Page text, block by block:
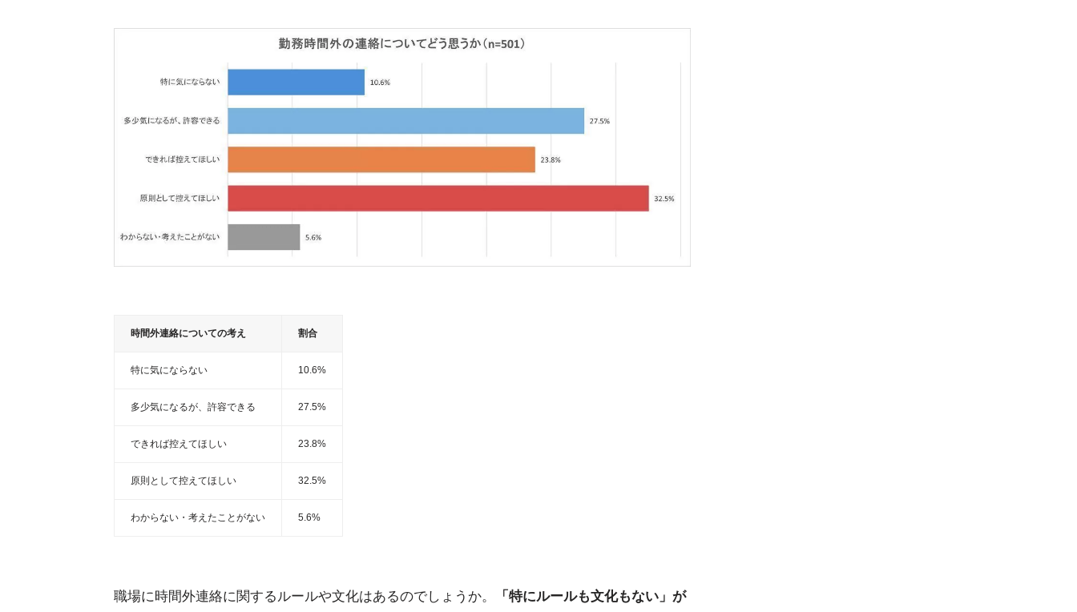
時間外連絡についての考え 割合
特に気にならない 10.6%
多少気になるが、許容できる 27.5%
できれば控えてほしい 23.8%
原則として控えてほしい 32.5%
わからない・考えたことがない 5.6%
職場に時間外連絡に関するルールや文化はあるのでしょうか。 「特にルールも文化もない」が